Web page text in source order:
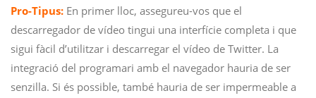
Pro-Tipus: En primer lloc, assegureu-vos que el
descarregador de vídeo tingui una interfície completa i que
sigui fàcil d’utilitzar i descarregar el vídeo de Twitter. La
integració del programari amb el navegador hauria de ser
senzilla. Si és possible, també hauria de ser impermeable a